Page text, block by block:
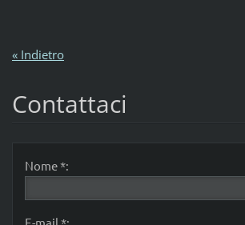
« Indietro
Contattaci
Nome *:
E-mail *: